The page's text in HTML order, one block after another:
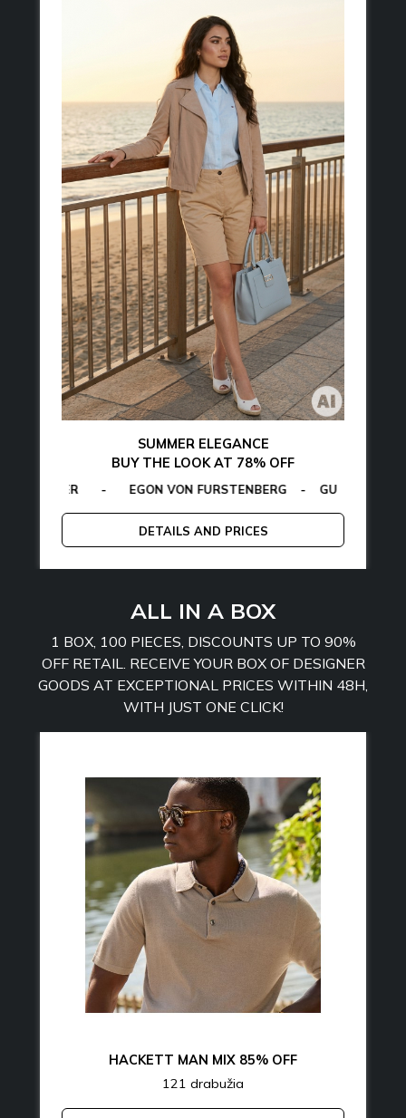
SUMMER ELEGANCE
BUY THE LOOK AT 78% OFF
- EGON VON FURSTENBERG - GUESS
DETAILS AND PRICES
CALVIN KLEIN - LA MARTINA - MCS - PLEIN SPORT
ALL IN A BOX
1 BOX, 100 PIECES, DISCOUNTS UP TO 90%
OFF RETAIL. RECEIVE YOUR BOX OF DESIGNER
GOODS AT EXCEPTIONAL PRICES WITHIN 48H,
WITH JUST ONE CLICK!
HACKETT MAN MIX 85% OFF
121 drabužia